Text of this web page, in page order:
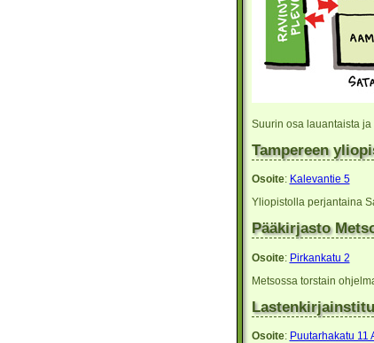
Suurin osa lauantaista
Tampereen
Osoite: Kalevantie 5
Yliopistolla perjantaina
Pääkirjasto
Osoite: Pirkankatu 2
Metsossa torstain
Osoite: Puutarhakatu 11